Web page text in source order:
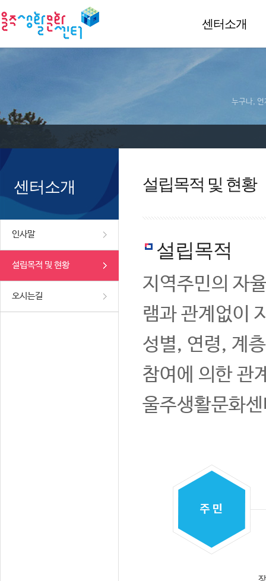
센터소개
누구나, 언
센터소개
인사말
설립목적 및 현황
오시는길
설립목적 및 현황
설립목적
지역주민의 자
램과 관계없이
성별, 연령, 계
참여에 의한 관
울주생활문화